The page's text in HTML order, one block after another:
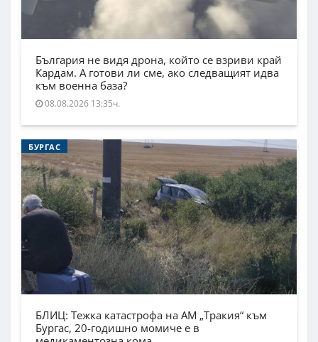
България не видя дрона, който се взриви край
Кардам. А готови ли сме, ако следващият идва
към военна база?
08.08.2026 13:35ч.
БУРГАС
БЛИЦ: Тежка катастрофа на АМ „Тракия“ към
Бургас, 20-годишно момиче е в